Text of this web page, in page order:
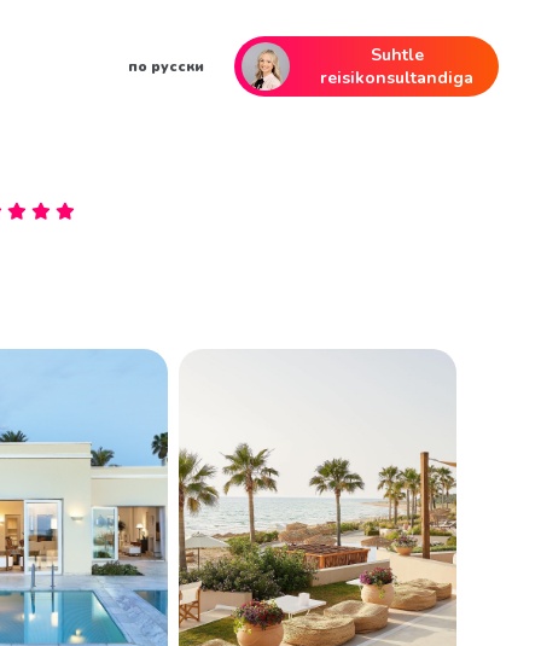
по русски
Suhtle
reisikonsultandiga